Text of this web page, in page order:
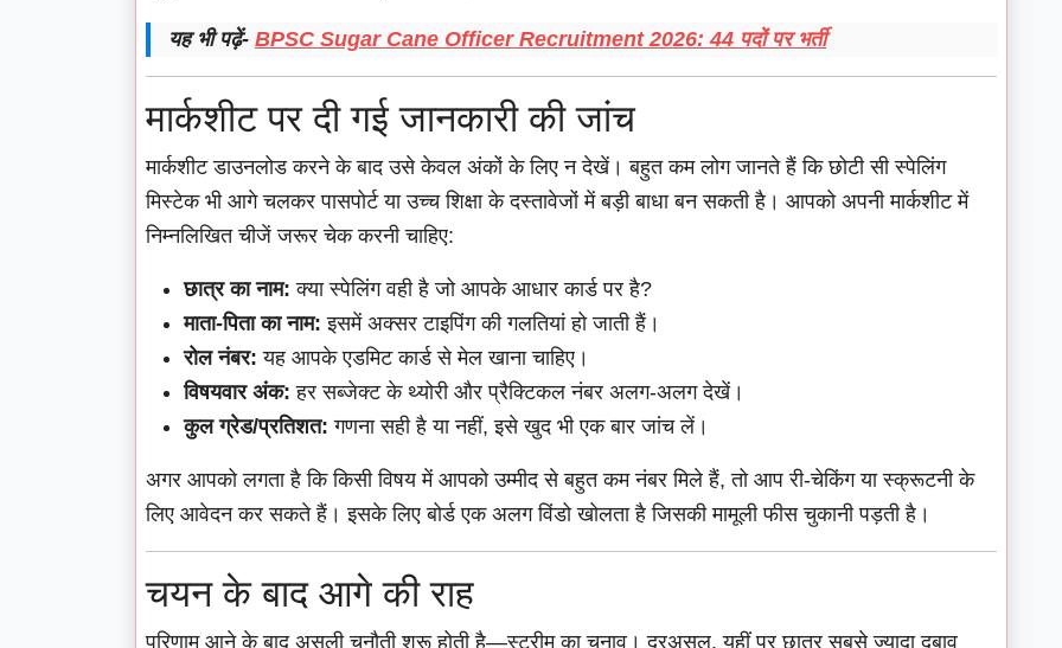
यह भी पढ़ें- BPSC Sugar Cane Officer Recruitment 2026: 44 पदों पर भर्ती
मार्कशीट पर दी गई जानकारी की जांच
मार्कशीट डाउनलोड करने के बाद उसे केवल अंकों के लिए न देखें। बहुत कम लोग जानते हैं कि छोटी सी स्पेलिंग
मिस्टेक भी आगे चलकर पासपोर्ट या उच्च शिक्षा के दस्तावेजों में बड़ी बाधा बन सकती है। आपको अपनी मार्कशीट में
निम्नलिखित चीजें जरूर चेक करनी चाहिए:
छात्र का नाम: क्या स्पेलिंग वही है जो आपके आधार कार्ड पर है?
माता-पिता का नाम: इसमें अक्सर टाइपिंग की गलतियां हो जाती हैं।
रोल नंबर: यह आपके एडमिट कार्ड से मेल खाना चाहिए।
विषयवार अंक: हर सब्जेक्ट के थ्योरी और प्रैक्टिकल नंबर अलग-अलग देखें।
कुल ग्रेड/प्रतिशत: गणना सही है या नहीं, इसे खुद भी एक बार जांच लें।
अगर आपको लगता है कि किसी विषय में आपको उम्मीद से बहुत कम नंबर मिले हैं, तो आप री-चेकिंग या स्क्रूटनी के
लिए आवेदन कर सकते हैं। इसके लिए बोर्ड एक अलग विंडो खोलता है जिसकी मामूली फीस चुकानी पड़ती है।
चयन के बाद आगे की राह
परिणाम आने के बाद असली चुनौती शुरू होती है—स्ट्रीम का चुनाव। दरअसल, यहीं पर छात्र सबसे ज्यादा दबाव